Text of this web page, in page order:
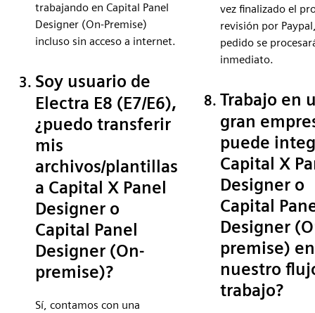
trabajando en Capital Panel
Designer (On-Premise)
incluso sin acceso a internet.
Soy usuario de
Electra E8 (E7/E6),
¿puedo transferir
mis
archivos/plantillas
a Capital X Panel
Designer o
Capital Panel
Designer (On-
premise)?
Sí, contamos con una
vez finalizado el
revisión por
pedido se
inmediato.
Trabajo en
gran
puede
Capital X
Designer o
Capital
Designer
premise) en
nuestro
trabajo?